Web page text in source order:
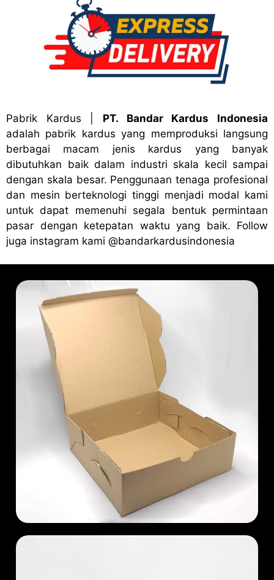
Pabrik Kardus
PT. Bandar Kardus Indonesia
adalah pabrik kardus yang memproduksi langsung
berbagai macam jenis kardus yang banyak
dibutuhkan baik dalam industri skala kecil sampai
dengan skala besar. Penggunaan tenaga profesional
dan mesin berteknologi tinggi menjadi modal kami
untuk dapat memenuhi segala bentuk permintaan
pasar dengan ketepatan waktu yang baik. Follow
juga instagram kami @bandarkardusindonesia